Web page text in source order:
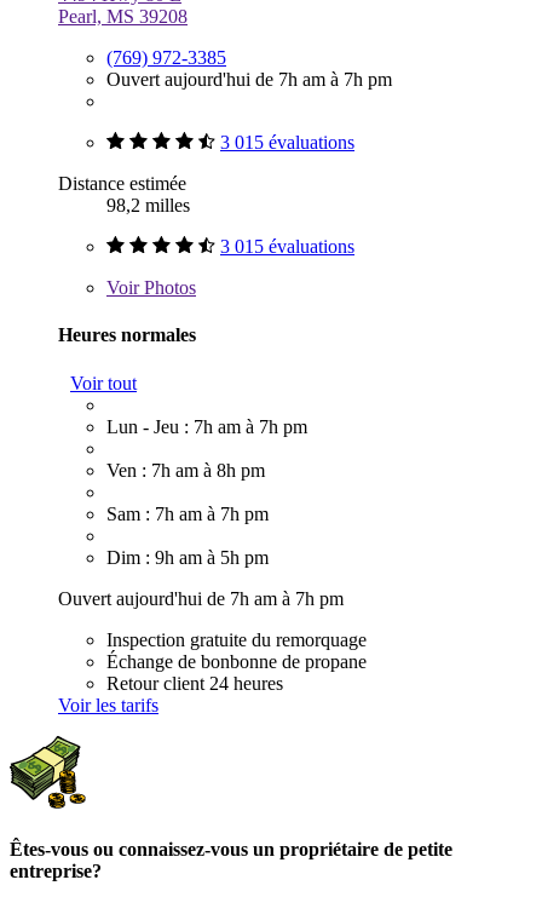
Pearl, MS 39208
(769) 972-3385
Ouvert aujourd'hui de 7h am à 7h pm
3 015 évaluations
Distance estimée
98,2 milles
3 015 évaluations
VoirPhotos
Heures normales
Voir tout
Lun - Jeu : 7h am à 7h pm
Ven : 7h am à 8h pm
Sam : 7h am à 7h pm
Dim : 9h am à 5h pm
Ouvert aujourd'hui de 7h am à 7h pm
Inspection gratuite du remorquage
Échange de bonbonne de propane
Retour client 24 heures
Voir les tarifs
Êtes-vous ou connaissez-vous un propriétaire de petite
entreprise?